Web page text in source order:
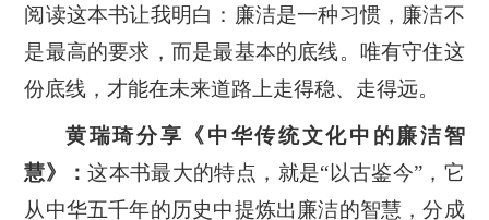
阅读这本书让我明白：廉洁是一种习惯，廉洁不
是最高的要求，而是最基本的底线。唯有守住这
份底线，才能在未来道路上走得稳、走得远。
黄瑞琦分享《中华传统文化中的廉洁智
慧》：这本书最大的特点，就是“以古鉴今”，它
从中华五千年的历史中提炼出廉洁的智慧，分成